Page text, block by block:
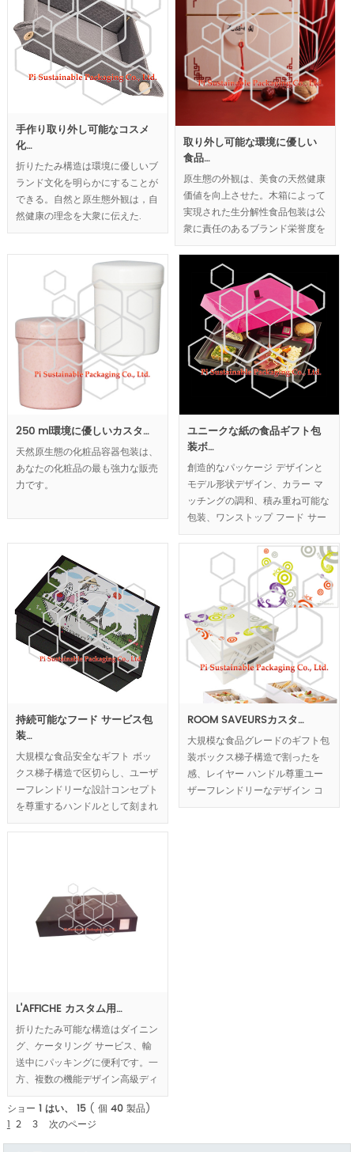
示します。
手作り取り外し可能なコスメ
化…
折りたたみ構造は環境に優しいブ
ランド文化を明らかにすることが
できる。自然と原生態外観は，自
然健康の理念を大衆に伝えた.
取り外し可能な環境に優しい
食品…
原生態の外観は、美食の天然健康
価値を向上させた。木箱によって
実現された生分解性食品包装は公
衆に責任のあるブランド栄誉度を
獲得した。折り畳み可能な構造
で、輸送と貯蔵エネルギー消費を
低減する。
MOQ:10000pcs.
250 ml環境に優しいカスタ…
天然原生態の化粧品容器包装は、
あなたの化粧品の最も強力な販売
力です。
ユニークな紙の食品ギフト包
装ボ…
創造的なパッケージ デザインと
モデル形状デザイン、カラー マ
ッチングの調和、積み重ね可能な
包装、ワンストップ フード サー
ビス包装の解決だけでなくカスタ
ム作られた弁当を提供 |、また使
MOQ:2000pcs.
持続可能なフード サービス包
装…
大規模な食品安全なギフト ボッ
クス梯子構造で区切らし、ユーザ
ーフレンドリーな設計コンセプト
を尊重するハンドルとして刻まれ
た半月形の層の意味でグルメを表
ROOM SAVEURSカスタ…
大規模な食品グレードのギフト包
装ボックス梯子構造で割ったを
感、レイヤー ハンドル尊重ユー
ザーフレンドリーなデザイン コ
ンセプトとしてくり半月形のグル
L'AFFICHE カスタム用…
折りたたみ可能な構造はダイニン
グ、ケータリング サービス、輸
送中にパッキングに便利です。一
方、複数の機能デザイン高級ディ
スプレイとフラット パックを許
可する、食品の箱を折る後プレー
ス マットになります。
ショー 1 はい、 15( 個 40製品)
1
2 3 次のページ